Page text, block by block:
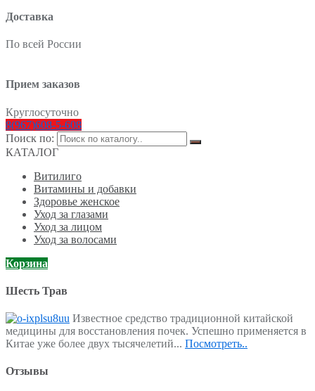
Доставка
По всей России
Прием заказов
Круглосуточно
8(967)608-5-608
Поиск по:
КАТАЛОГ
Витилиго
Витамины и добавки
Здоровье женское
Уход за глазами
Уход за лицом
Уход за волосами
Корзина
Шесть Трав
Известное средство традиционной китайской
медицины для восстановления почек. Успешно применяется в
Китае уже более двух тысячелетий... Посмотреть..
Отзывы